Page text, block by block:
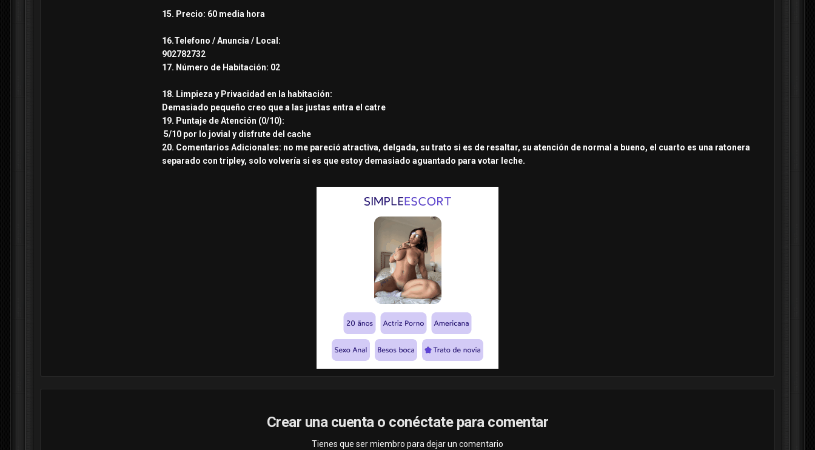
15. Precio: 60 media hora
16.Telefono / Anuncia / Local:
902782732
17. Número de Habitación: 02
18. Limpieza y Privacidad en la habitación:
Demasiado pequeño creo que a las justas entra el catre
19. Puntaje de Atención (0/10):
5/10 por lo jovial y disfrute del cache
20. Comentarios Adicionales: no me pareció atractiva, delgada, su trato si es de resaltar, su atención de normal a bueno, el cuarto es una ratonera
separado con tripley, solo volvería si es que estoy demasiado aguantado para votar leche.
Crear una cuenta o conéctate para comentar
Tienes que ser miembro para dejar un comentario